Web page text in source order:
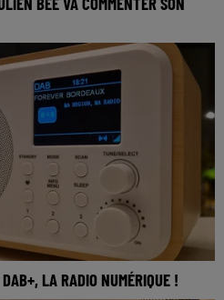
LA RADIO NUMÉRIQUE !